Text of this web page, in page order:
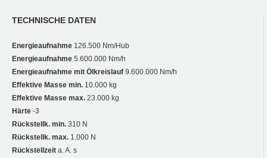
TECHNISCHE DATEN
Energieaufnahme 126.500 Nm/Hub
Energieaufnahme 5.600.000 Nm/h
Energieaufnahme mit Ölkreislauf 9.600.000 Nm/h
Effektive Masse min. 10.000 kg
Effektive Masse max. 23.000 kg
Härte -3
Rückstellk. min. 310 N
Rückstellk. max. 1.000 N
Rückstellzeit a. A. s